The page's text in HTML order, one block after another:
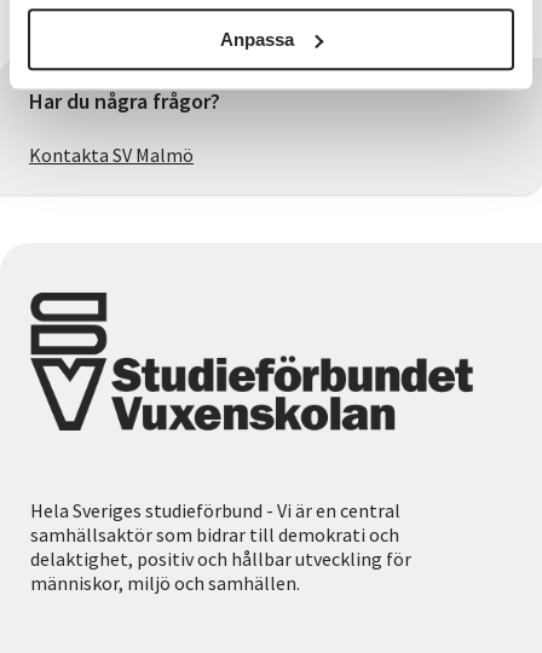
Anpassa
Egen gitarr medtags till samtliga träffar.
Har du några frågor?
Kontakta SV Malmö
Hela Sveriges studieförbund - Vi är en central
samhällsaktör som bidrar till demokrati och
delaktighet, positiv och hållbar utveckling för
människor, miljö och samhällen.